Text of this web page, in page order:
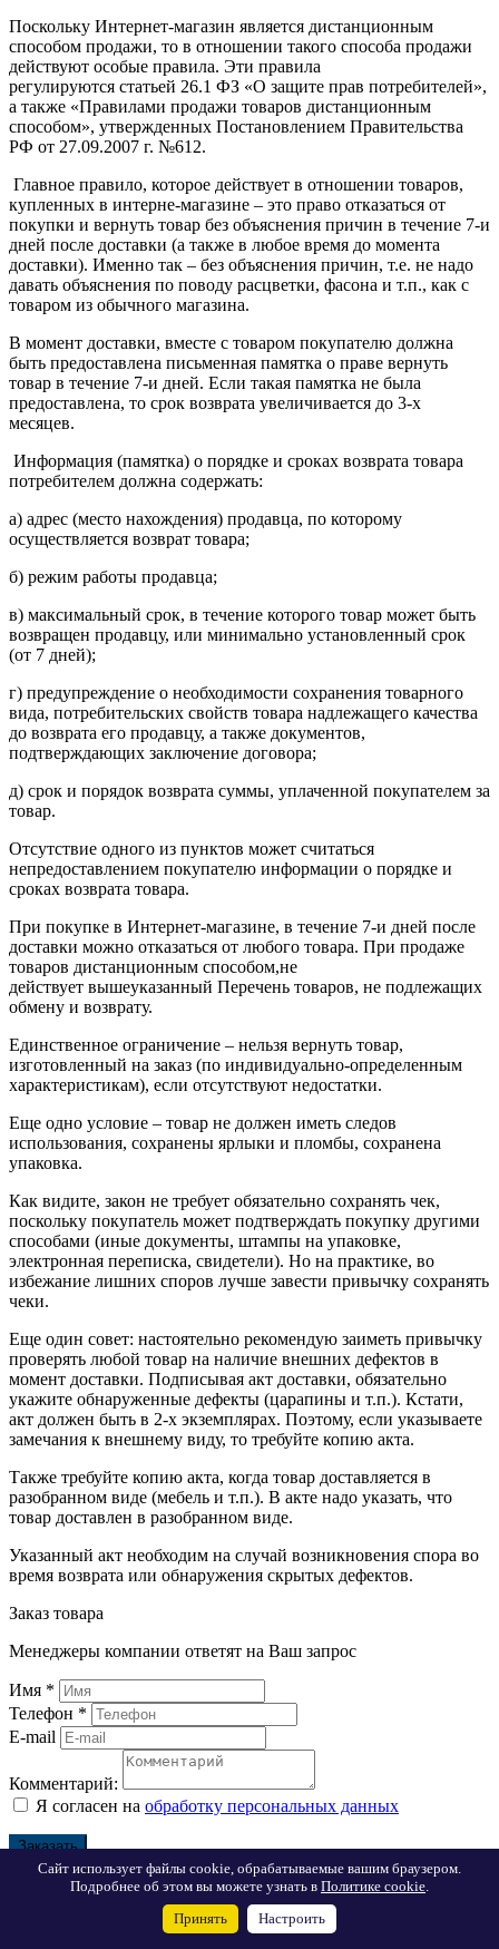
Поскольку Интернет-магазин является дистанционным
способом продажи, то в отношении такого способа продажи
действуют особые правила. Эти правила
регулируются статьей 26.1 ФЗ «О защите прав потребителей»,
а также «Правилами продажи товаров дистанционным
способом», утвержденных Постановлением Правительства
РФ от 27.09.2007 г. №612.
Главное правило, которое действует в отношении товаров,
купленных в интерне-магазине – это право отказаться от
покупки и вернуть товар без объяснения причин в течение 7-и
дней после доставки (а также в любое время до момента
доставки). Именно так – без объяснения причин, т.е. не надо
давать объяснения по поводу расцветки, фасона и т.п., как с
товаром из обычного магазина.
В момент доставки, вместе с товаром покупателю должна
быть предоставлена письменная памятка о праве вернуть
товар в течение 7-и дней. Если такая памятка не была
предоставлена, то срок возврата увеличивается до 3-х
месяцев.
Информация (памятка) о порядке и сроках возврата товара
потребителем должна содержать:
а) адрес (место нахождения) продавца, по которому
осуществляется возврат товара;
б) режим работы продавца;
в) максимальный срок, в течение которого товар может быть
возвращен продавцу, или минимально установленный срок
(от 7 дней);
г) предупреждение о необходимости сохранения товарного
вида, потребительских свойств товара надлежащего качества
до возврата его продавцу, а также документов,
подтверждающих заключение договора;
д) срок и порядок возврата суммы, уплаченной покупателем за
товар.
Отсутствие одного из пунктов может считаться
непредоставлением покупателю информации о порядке и
сроках возврата товара.
При покупке в Интернет-магазине, в течение 7-и дней после
доставки можно отказаться от любого товара. При продаже
товаров дистанционным способом,не
действует вышеуказанный Перечень товаров, не подлежащих
обмену и возврату.
Единственное ограничение – нельзя вернуть товар,
изготовленный на заказ (по индивидуально-определенным
характеристикам), если отсутствуют недостатки.
Еще одно условие – товар не должен иметь следов
использования, сохранены ярлыки и пломбы, сохранена
упаковка.
Как видите, закон не требует обязательно сохранять чек,
поскольку покупатель может подтверждать покупку другими
способами (иные документы, штампы на упаковке,
электронная переписка, свидетели). Но на практике, во
избежание лишних споров лучше завести привычку сохранять
чеки.
Еще один совет: настоятельно рекомендую заиметь привычку
проверять любой товар на наличие внешних дефектов в
момент доставки. Подписывая акт доставки, обязательно
укажите обнаруженные дефекты (царапины и т.п.). Кстати,
акт должен быть в 2-х экземплярах. Поэтому, если указываете
замечания к внешнему виду, то требуйте копию акта.
Также требуйте копию акта, когда товар доставляется в
разобранном виде (мебель и т.п.). В акте надо указать, что
товар доставлен в разобранном виде.
Указанный акт необходим на случай возникновения спора во
время возврата или обнаружения скрытых дефектов.
Заказ товара
Менеджеры компании ответят на Ваш запрос
Имя *
Телефон *
E-mail
Комментарий:
Я согласен на обработку персональных данных
Заказать
Вопрос по товару
Менеджеры компании ответят на Ваш вопрос
Сайт использует файлы cookie, обрабатываемые вашим браузером.
Подробнее об этом вы можете узнать в Политике cookie.
Принять Настроить